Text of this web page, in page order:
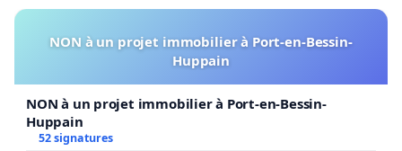
NON à un projet immobilier à Port-en-Bessin-
Huppain
NON à un projet immobilier à Port-en-Bessin-
Huppain
52 signatures